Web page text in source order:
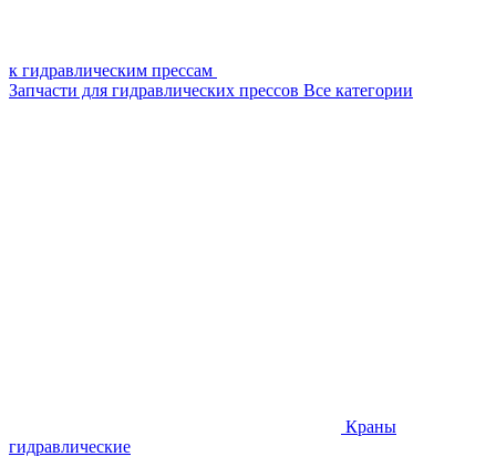
к гидравлическим прессам
Запчасти для гидравлических прессов Все категории
Краны
гидравлические